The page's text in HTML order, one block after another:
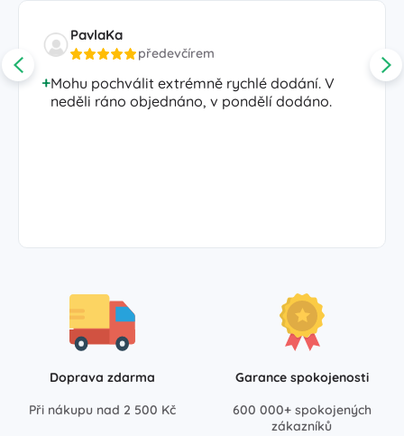
PavlaKa
předevčírem
Mohu pochválit extrémně rychlé dodání. V
neděli ráno objednáno, v pondělí dodáno.
Doprava zdarma
Při nákupu nad 2 500 Kč
Garance spokojenosti
600 000+ spokojených
zákazníků